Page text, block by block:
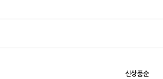
신상품순